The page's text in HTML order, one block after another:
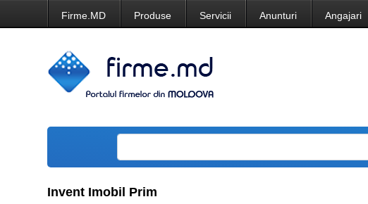
Firme.MD Produse Servicii Anunturi Angajari
Invent Imobil Prim